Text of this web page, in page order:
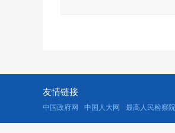
友情链接
中国政府网 中国人大网 最高人民检察院